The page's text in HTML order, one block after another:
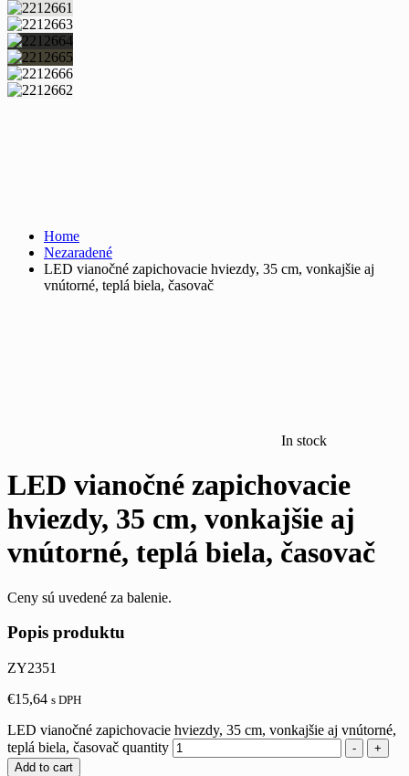
Home
Nezaradené
LED vianočné zapichovacie hviezdy, 35 cm, vonkajšie aj
vnútorné, teplá biela, časovač
In stock
LED vianočné zapichovacie
hviezdy, 35 cm, vonkajšie aj
vnútorné, teplá biela, časovač
Ceny sú uvedené za balenie.
Popis produktu
ZY2351
€15,64 s DPH
LED vianočné zapichovacie hviezdy, 35 cm, vonkajšie aj vnútorné,
teplá biela, časovač quantity
-
+
Add to cart